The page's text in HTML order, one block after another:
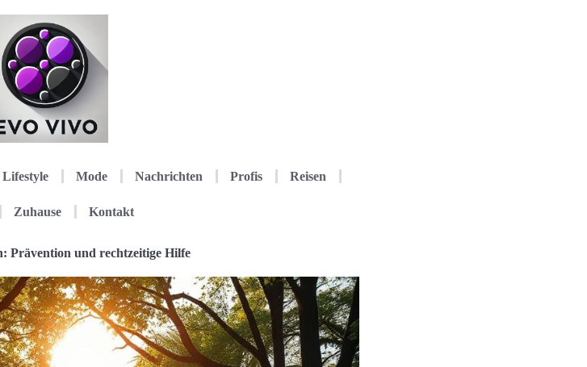
Lifestyle Mode Nachrichten Profis Reisen
Zuhause Kontakt
Prävention und rechtzeitige Hilfe